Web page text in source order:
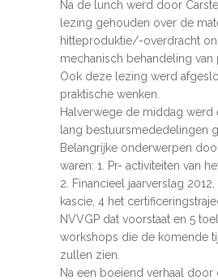
Na de lunch werd door
lezing gehouden over de
hitteproduktie/-overdracht
mechanisch behandeling van
Ook deze lezing werd
praktische wenken.
Halverwege de middag werd
lang bestuursmededelingen
Belangrijke onderwerpen
waren: 1. Pr- activiteiten van
2. Financieel jaarverslag
kascie, 4 het
NVVGP dat voorstaat en 5
workshops die de komende
zullen zien.
Na een boeiend verhaal door